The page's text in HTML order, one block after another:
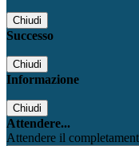
Chiudi
Successo
Chiudi
Informazione
Chiudi
Attendere...
Attendere il